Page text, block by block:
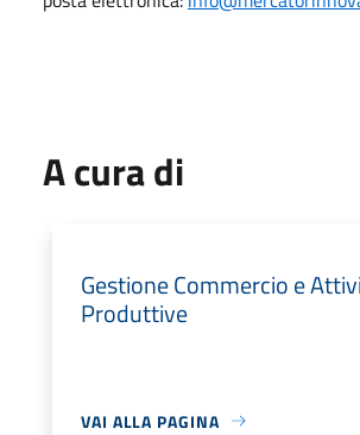
A cura di
Gestione Commercio e
Produttive
VAI ALLA PAGINA